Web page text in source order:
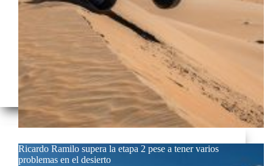
Ricardo Ramilo supera la etapa 2 pese a tener varios
problemas en el desierto